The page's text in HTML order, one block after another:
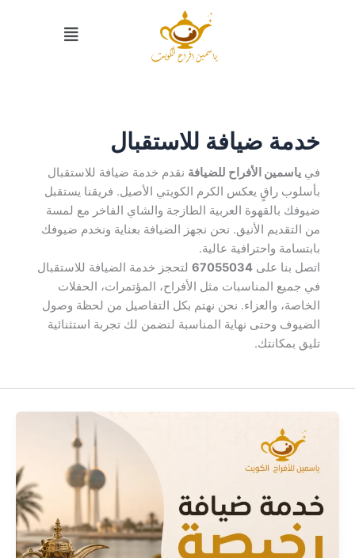
القائمة
خدمة ضيافة للاستقبال
في ياسمين الأفراح للضيافة نقدم خدمة ضيافة للاستقبال
بأسلوب راقٍ يعكس الكرم الكويتي الأصيل. فريقنا يستقبل
ضيوفك بالقهوة العربية الطازجة والشاي الفاخر مع لمسة
من التقديم الأنيق. نحن نجهز الضيافة بعناية ونخدم ضيوفك
بابتسامة واحترافية عالية.
اتصل بنا على 67055034لتحجز خدمة الضيافة للاستقبال
في جميع المناسبات مثل الأفراح، المؤتمرات، الحفلات
الخاصة، والعزاء. نحن نهتم بكل التفاصيل من لحظة وصول
الضيوف وحتى نهاية المناسبة لنضمن لك تجربة استثنائية
تليق بمكانتك.